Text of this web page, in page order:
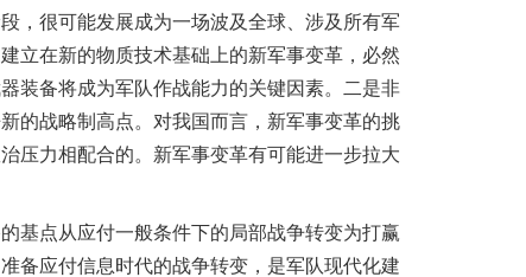
很可能发展成为一场波及全球、涉及所有军
立在新的物质技术基础上的新军事变革，必然
装备将成为军队作战能力的关键因素。二是非
的战略制高点。对我国而言，新军事变革的挑
压力相配合的。新军事变革有可能进一步拉大
点从应付一般条件下的局部战争转变为打赢
备应付信息时代的战争转变，是军队现代化建